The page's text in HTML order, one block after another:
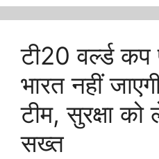
टी20 वर्ल्ड
भारत नहीं
टीम, सुरक्षा
सख्त